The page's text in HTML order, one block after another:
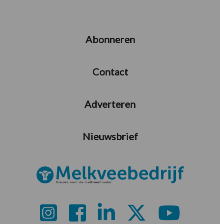
Abonneren
Contact
Adverteren
Nieuwsbrief